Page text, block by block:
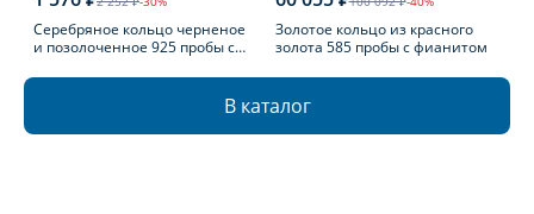
Серебряное кольцо черненое
и позолоченное 925 пробы с
Золотое кольцо из красного
золота 585 пробы с фианитом
В каталог